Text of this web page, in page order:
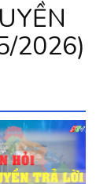
2026)